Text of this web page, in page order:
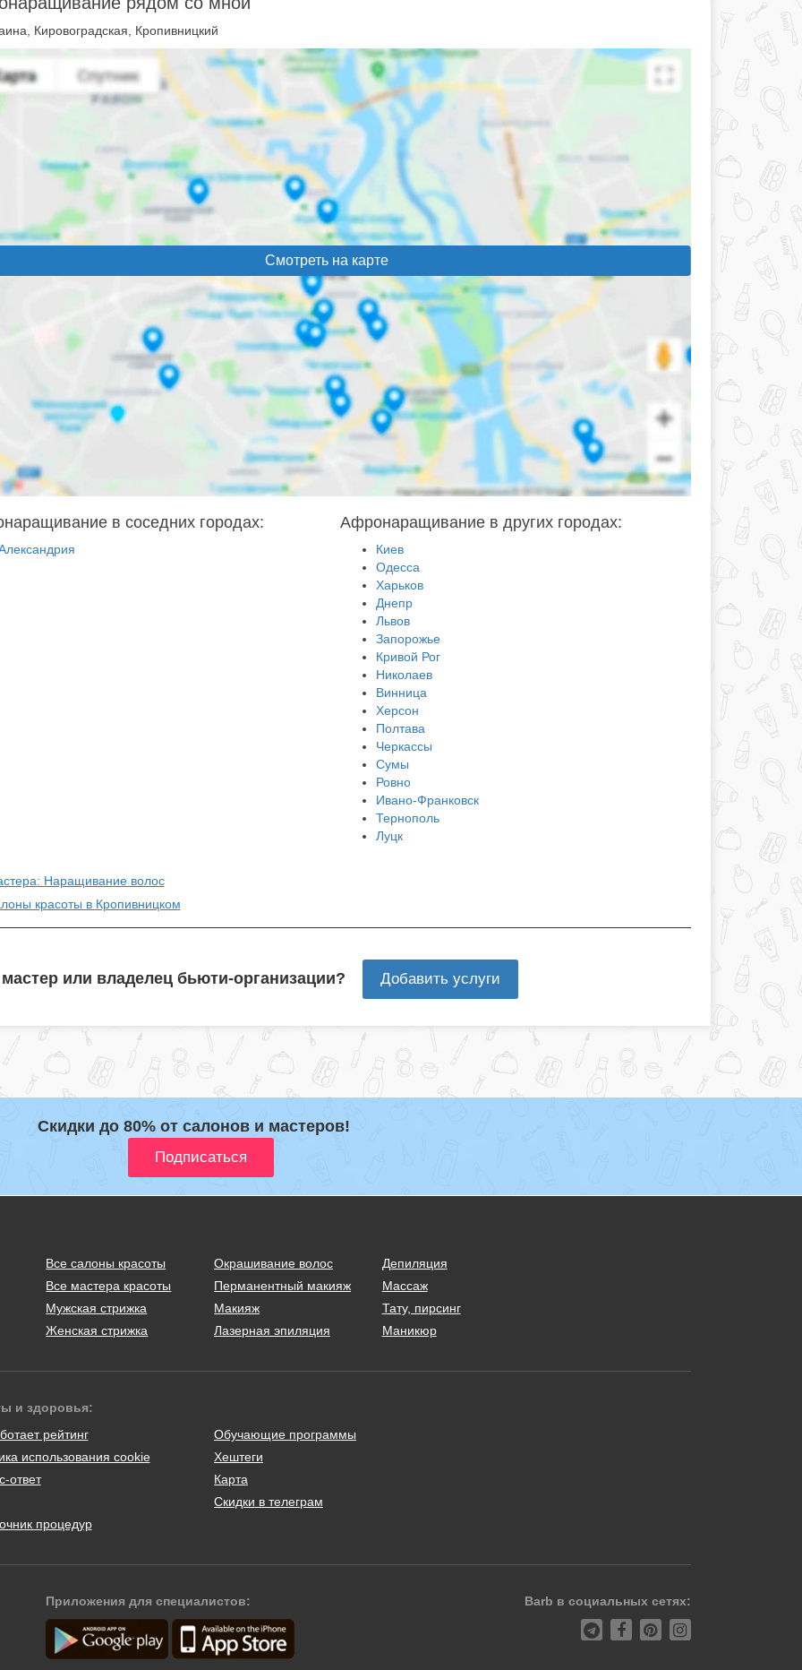
Кировоградская, Кропивницкий
Смотреть на карте
в соседних городах: Афронаращивание в других городах:
Киев
Одесса
Харьков
Днепр
Львов
Запорожье
Кривой Рог
Николаев
Винница
Херсон
Полтава
Черкассы
Сумы
Ровно
Ивано-Франковск
Тернополь
Луцк
Наращивание волос
красоты в Кропивницком
или владелец бьюти-организации? Добавить услуги
Скидки до 80% от салонов и мастеров!
Все салоны красоты
Все мастера красоты
Мужская стрижка
Женская стрижка
Окрашивание волос
Перманентный макияж
Макияж
Лазерная эпиляция
Депиляция
Массаж
Тату, пирсинг
Маникюр
и здоровья:
рейтинг
использования cookie
ответ
процедур
Обучающие программы
Хештеги
Карта
Скидки в телеграм
Приложения для специалистов: Barb в социальных сетях: